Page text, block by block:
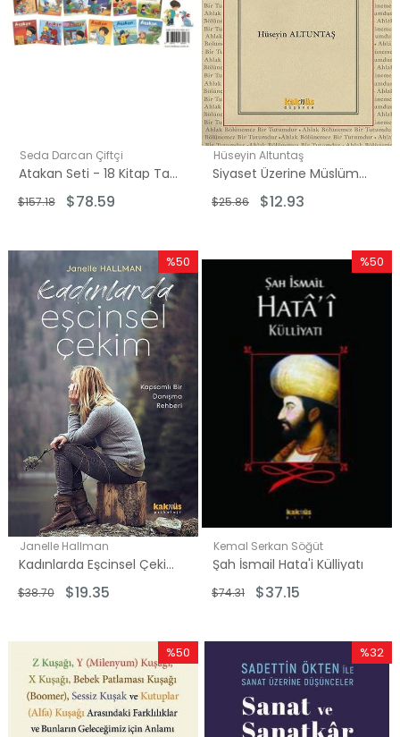
Seda Darcan Çiftçi
Atakan Seti - 18 Kitap Takım
$78.59
$157.18
Hüseyin Altuntaş
Siyaset Üzerine Müslümanca Düşünceler
$12.93
$25.86
Janelle Hallman
Kadınlarda Eşcinsel Çekim - Kapsamlı Bir Danışma Rehberi
$19.35
$38.70
%50
İndirim
%50İndirim
Kemal Serkan Söğüt
Şah İsmail Hata'i Külliyatı
$37.15
$74.31
%50
%50
İndirim
%50İndirim
%32
İndirim